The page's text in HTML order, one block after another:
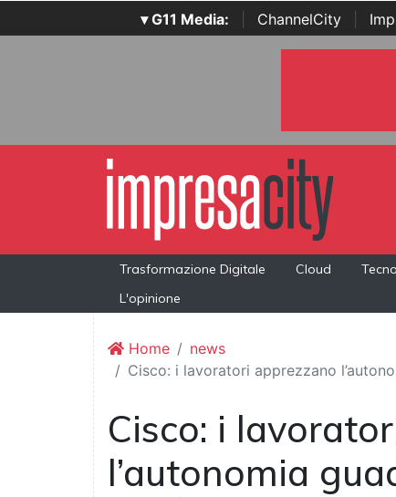
▾ G11 Media: ChannelCity
Trasformazione Digitale Cloud
L'opinione
Home
news
Cisco: i lavoratori apprezzano
Cisco: i
l’autonomia